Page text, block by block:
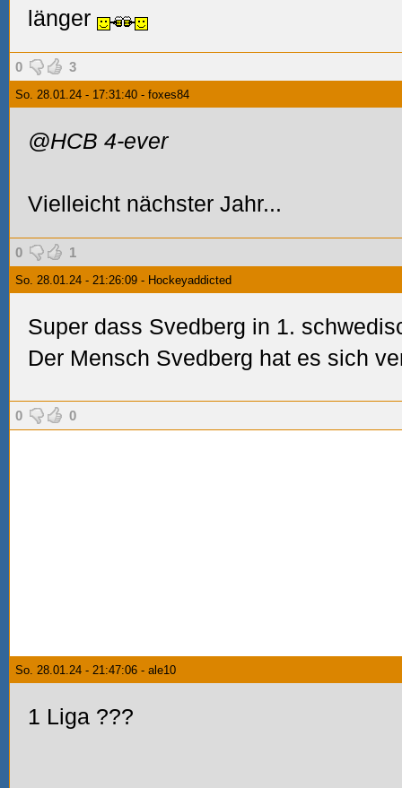
länger
0 3
So. 28.01.24 - 17:31:40 - foxes84
@HCB 4-ever
Vielleicht nächster Jahr...
0 1
So. 28.01.24 - 21:26:09 - Hockeyaddicted
Super dass Svedberg in 1.
Der Mensch Svedberg hat es sich
0 0
So. 28.01.24 - 21:47:06 - ale10
1 Liga ???